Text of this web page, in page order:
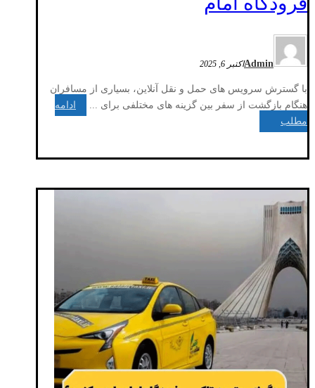
Adminاکتبر 6, 2025
با گسترش سرویس‌ های حمل ‌و نقل آنلاین، بسیاری از مسافران
هنگام بازگشت از سفر بین گزینه ‌های مختلفی برای ...
ادامه
مطلب